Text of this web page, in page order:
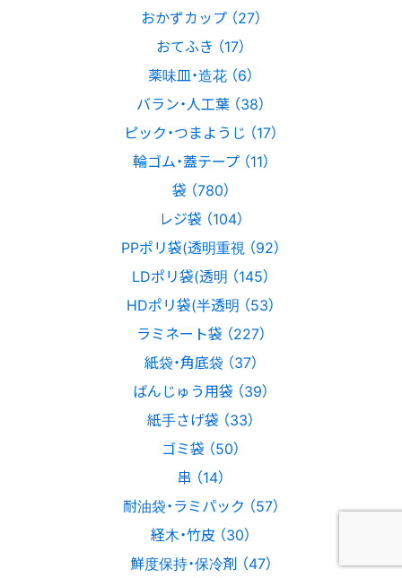
おかずカップ （27）
おてふき （17）
薬味皿・造花 （6）
バラン・人工葉 （38）
ピック・つまようじ （17）
輪ゴム・蓋テープ （11）
袋 （780）
レジ袋 （104）
PPポリ袋(透明重視 （92）
LDポリ袋(透明 （145）
HDポリ袋(半透明 （53）
ラミネート袋 （227）
紙袋・角底袋 （37）
ばんじゅう用袋 （39）
紙手さげ袋 （33）
ゴミ袋 （50）
串 （14）
耐油袋・ラミパック （57）
経木・竹皮 （30）
鮮度保持・保冷剤 （47）